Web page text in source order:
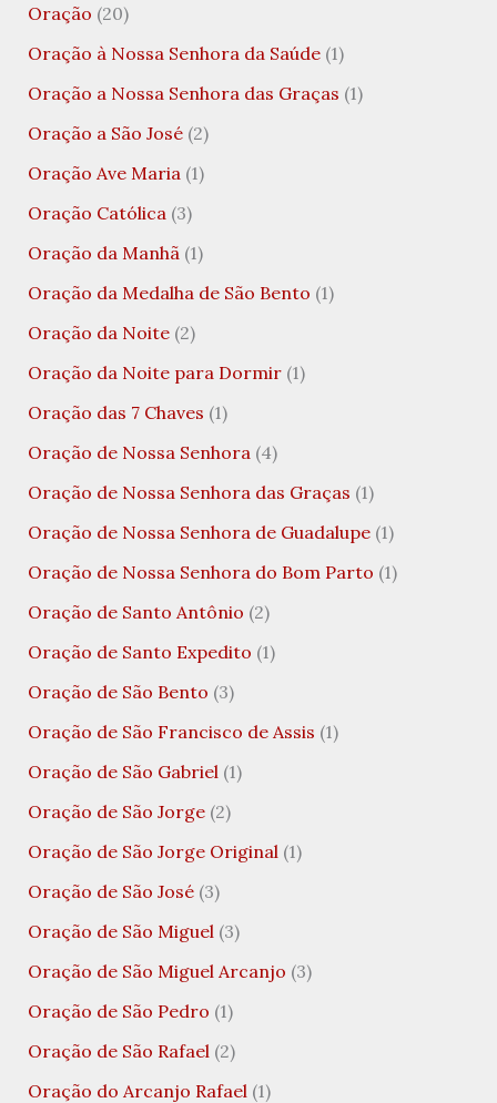
Oração (20)
Oração à Nossa Senhora da Saúde(1)
Oração a Nossa Senhora das Graças (1)
Oração a São José(2)
Oração Ave Maria (1)
Oração Católica (3)
Oração da Manhã (1)
Oração da Medalha de São Bento (1)
Oração da Noite(2)
Oração da Noite para Dormir(1)
Oração das 7 Chaves (1)
Oração de Nossa Senhora (4)
Oração de Nossa Senhora das Graças (1)
Oração de Nossa Senhora de Guadalupe(1)
Oração de Nossa Senhora do Bom Parto (1)
Oração de Santo Antônio (2)
Oração de Santo Expedito (1)
Oração de São Bento (3)
Oração de São Francisco de Assis (1)
Oração de São Gabriel (1)
Oração de São Jorge(2)
Oração de São Jorge Original (1)
Oração de São José(3)
Oração de São Miguel (3)
Oração de São Miguel Arcanjo (3)
Oração de São Pedro (1)
Oração de São Rafael (2)
Oração do Arcanjo Rafael (1)